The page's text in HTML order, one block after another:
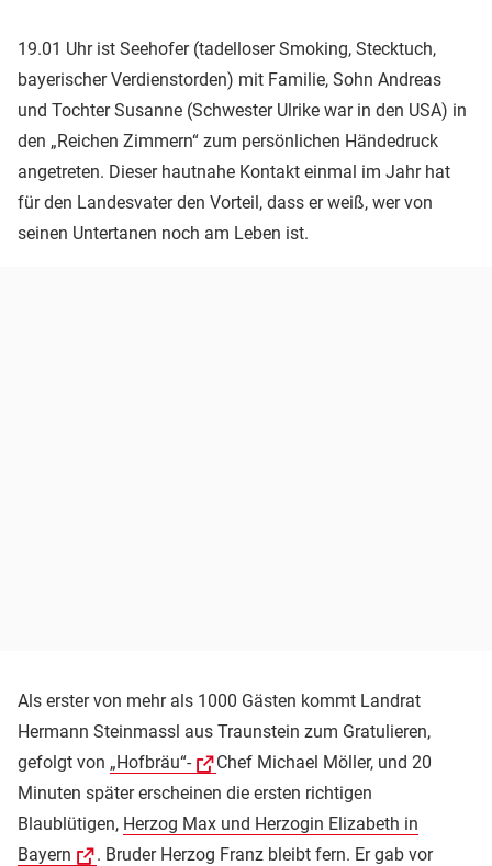
19.01 Uhr ist Seehofer (tadelloser Smoking, Stecktuch,
bayerischer Verdienstorden) mit Familie, Sohn Andreas
und Tochter Susanne (Schwester Ulrike war in den USA) in
den „Reichen Zimmern“ zum persönlichen Händedruck
angetreten. Dieser hautnahe Kontakt einmal im Jahr hat
für den Landesvater den Vorteil, dass er weiß, wer von
seinen Untertanen noch am Leben ist.
Als erster von mehr als 1000 Gästen kommt Landrat
Hermann Steinmassl aus Traunstein zum Gratulieren,
gefolgt von „Hofbräu“-
Chef Michael Möller, und 20
Minuten später erscheinen die ersten richtigen
Blaublütigen, Herzog Max und Herzogin Elizabeth in
Bayern
. Bruder Herzog Franz bleibt fern. Er gab vor